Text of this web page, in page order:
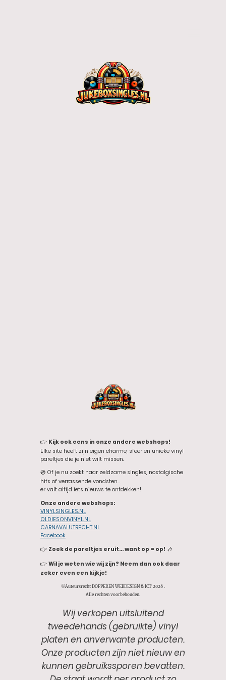
👉 Kijk ook eens in onze andere webshops!
Elke site heeft zijn eigen charme, sfeer en unieke vinyl
pareltjes die je niet wilt missen.
💿 Of je nu zoekt naar zeldzame singles, nostalgische
hits of verrassende vondsten…
er valt altijd iets nieuws te ontdekken!
Onze andere webshops:
VINYLSINGLES.NL
OLDIESONVINYL.NL
CARNAVALUTRECHT.NL
Facebook
👉 Zoek de pareltjes eruit… want op = op! 🎶
👉 Wil je weten wie wij zijn? Neem dan ook daar
zeker even een kijkje!
©Auteursrecht DOPPEREN WEBDESIGN & ICT 2026 .
Alle rechten voorbehouden.
Wij verkopen uitsluitend
tweedehands (gebruikte) vinyl
platen en anverwante producten.
Onze producten zijn niet nieuw en
kunnen gebruikssporen bevatten.